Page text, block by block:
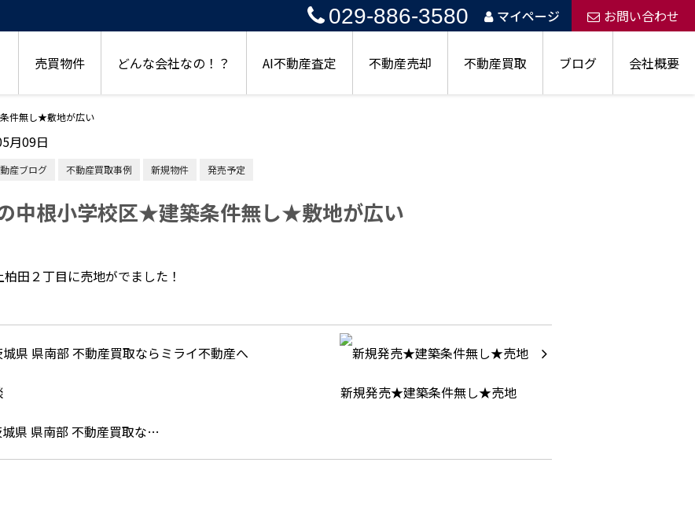
029-886-3580 マイページ お問い合わせ
売買物件 どんな会社なの！？ AI不動産査定 不動産売却 不動産買取 ブログ 会社概要
件無し★敷地が広い
月09日
産ブログ 不動産買取事例 新規物件 発売予定
中根小学校区★建築条件無し★敷地が広い
田２丁目に売地がでました！
県 県南部 不動産買取な…
新規発売★建築条件無し★売地